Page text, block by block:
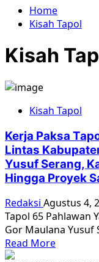
Home
Kisah Tapol
Kisah
Kisah Tapol
Kerja Paksa
Lintas
Yusuf Serang,
Hingga Proyek
Redaksi Agustus 4,
Tapol 65 Pahlawan
Gor Maulana Yusuf
Read MoreRead